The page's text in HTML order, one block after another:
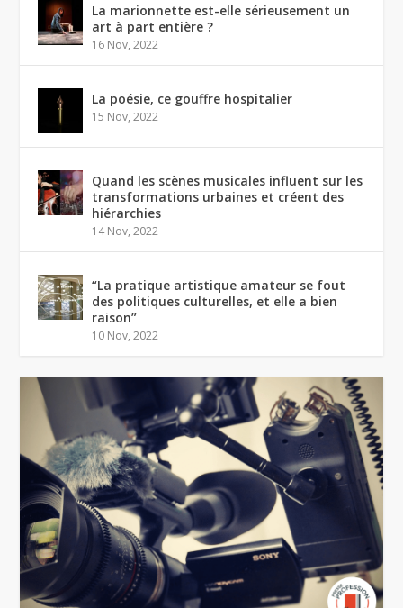
La marionnette est-elle sérieusement un
art à part entière ?
16 Nov, 2022
La poésie, ce gouffre hospitalier
15 Nov, 2022
Quand les scènes musicales influent sur les
transformations urbaines et créent des
hiérarchies
14 Nov, 2022
“La pratique artistique amateur se fout
des politiques culturelles, et elle a bien
raison”
10 Nov, 2022